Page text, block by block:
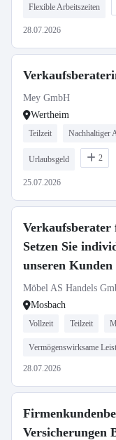
Flexible Arbeitszeiten
28.07.2026
Mey GmbH
Wertheim
Teilzeit Nachhaltiger
Urlaubsgeld 2
25.07.2026
Setzen Sie
unseren Kunden
Möbel AS Handels
Mosbach
Vollzeit Teilzeit
Vermögenswirksame
28.07.2026
Versicherungen